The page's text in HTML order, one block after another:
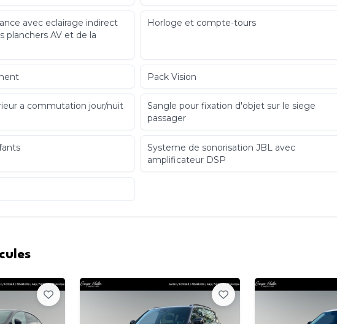
avec eclairage indirect
planchers AV et de la
Horloge et compte-tours
Pack Vision
a commutation jour/nuit
Sangle pour fixation d'objet sur le siege
passager
Systeme de sonorisation JBL avec
amplificateur DSP